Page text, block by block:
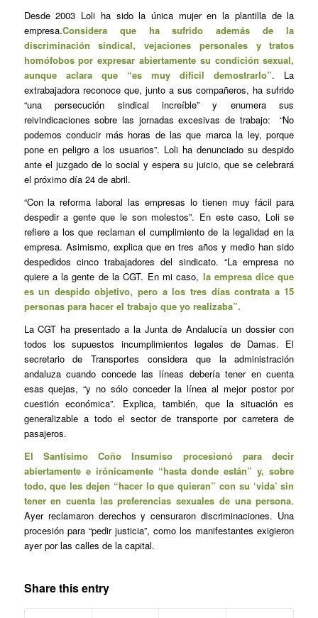
Desde 2003 Loli ha sido la única mujer en la plantilla de la
empresa.Considera que ha sufrido además de la
discriminación sindical, vejaciones personales y tratos
homófobos por expresar abiertamente su condición sexual,
aunque aclara que “es muy difícil demostrarlo”. La
extrabajadora reconoce que, junto a sus compañeros, ha sufrido
“una persecución sindical increíble” y enumera sus
reivindicaciones sobre las jornadas excesivas de trabajo: “No
podemos conducir más horas de las que marca la ley, porque
pone en peligro a los usuarios”. Loli ha denunciado su despido
ante el juzgado de lo social y espera su juicio, que se celebrará
el próximo día 24 de abril.
“Con la reforma laboral las empresas lo tienen muy fácil para
despedir a gente que le son molestos”. En este caso, Loli se
refiere a los que reclaman el cumplimiento de la legalidad en la
empresa. Asimismo, explica que en tres años y medio han sido
despedidos cinco trabajadores del sindicato. “La empresa no
quiere a la gente de la CGT. En mi caso, la empresa dice que
es un despido objetivo, pero a los tres días contrata a 15
personas para hacer el trabajo que yo realizaba”.
La CGT ha presentado a la Junta de Andalucía un dossier con
todos los supuestos incumplimientos legales de Damas. El
secretario de Transportes considera que la administración
andaluza cuando concede las líneas debería tener en cuenta
esas quejas, “y no sólo conceder la línea al mejor postor por
cuestión económica”. Explica, también, que la situación es
generalizable a todo el sector de transporte por carretera de
pasajeros.
El Santísimo Coño Insumiso procesionó para decir
abiertamente e irónicamente “hasta donde están” y, sobre
todo, que les dejen “hacer lo que quieran” con su ‘vida’ sin
tener en cuenta las preferencias sexuales de una persona.
Ayer reclamaron derechos y censuraron discriminaciones. Una
procesión para “pedir justicia”, como los manifestantes exigieron
ayer por las calles de la capital.
Share this entry